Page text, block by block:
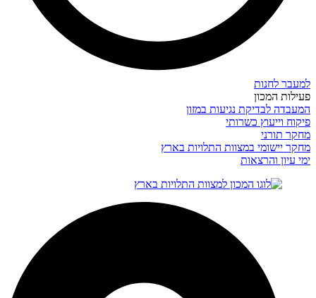
למעבר לחנות
פעילות המכון
המעבדה לבדיקת נגיעות במזון
פיקוח וייעוץ כשרותי
מחקר תורני
מחקר יישומי במצוות התלויות בארץ
ימי עיון והרצאות